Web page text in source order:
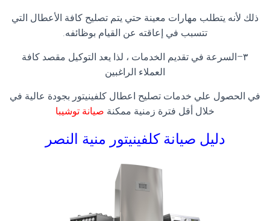
ذلك لأنه يتطلب مهارات معينة حتي يتم تصليح كافة الأعطال التي
تتسبب في إعاقته عن القيام بوظائفه.
٣–السرعة في تقديم الخدمات ، لذا يعد التوكيل مقصد كافة
العملاء الراغبين
في الحصول علي خدمات تصليح اعطال كلفينيتور بجودة عالية في
خلال أقل فترة زمنية ممكنة صيانة توشيبا
دليل صيانة كلفينيتور منية النصر